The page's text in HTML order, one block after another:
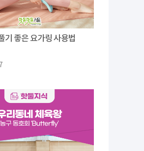
기 좋은 요가링 사용법